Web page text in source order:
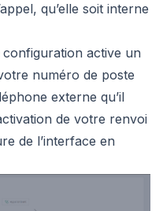
qu’elle soit interne
configuration active un
numéro de poste
externe qu’il
de votre renvoi
de l’interface en